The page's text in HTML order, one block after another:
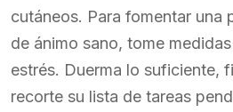
cutáneos. Para fomentar una
de ánimo sano, tome
estrés. Duerma lo suficiente,
recorte su lista de tareas